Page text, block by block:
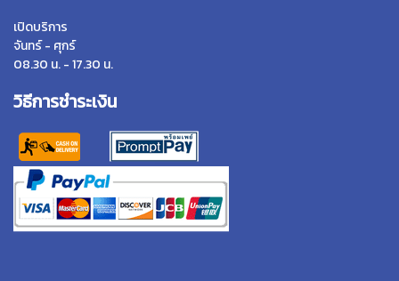
เปิดบริการ
จันทร์ - ศุกร์
08.30 น. - 17.30 น.
วิธีการชำระเงิน